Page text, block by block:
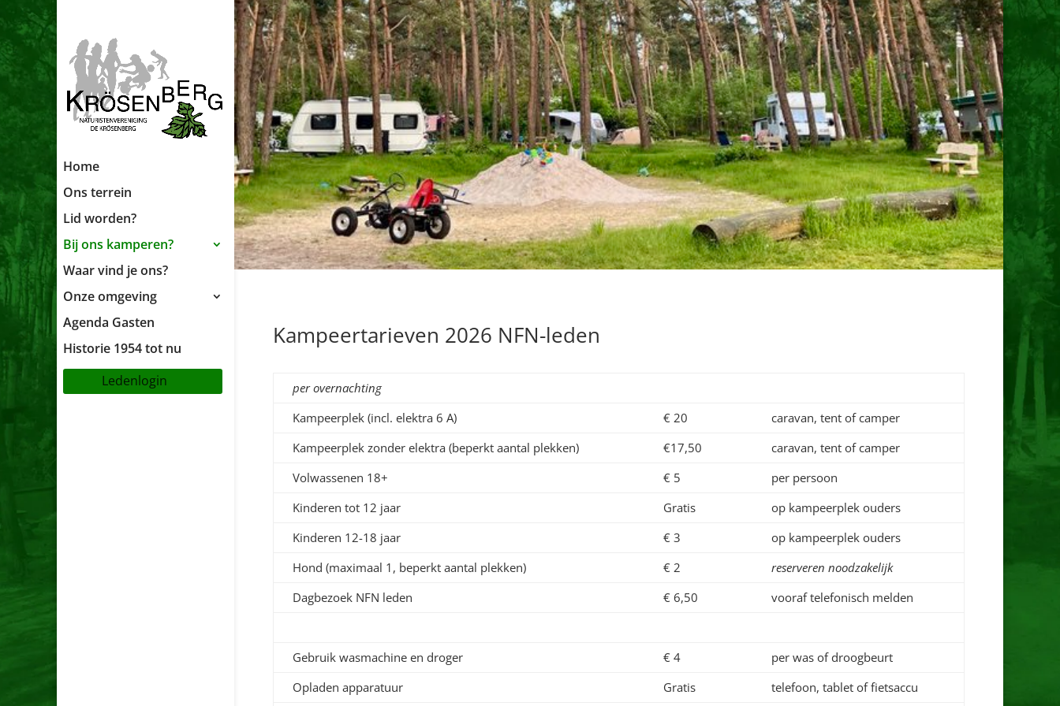
Home
Ons terrein
Lid worden?
Bij ons kamperen?
Waar vind je ons?
Onze omgeving
Agenda Gasten
Historie 1954 tot nu
Ledenlogin
Kampeertarieven 2026 NFN-leden
per overnachting
Kampeerplek (incl. elektra 6 A)
€ 20
caravan, tent of camper
Kampeerplek zonder elektra (beperkt aantal plekken)
€17,50
caravan, tent of camper
Volwassenen 18+
€ 5
per persoon
Kinderen tot 12 jaar
Gratis
op kampeerplek ouders
Kinderen 12-18 jaar
€ 3
op kampeerplek ouders
Hond (maximaal 1, beperkt aantal plekken)
€ 2
reserveren noodzakelijk
Dagbezoek NFN leden
€ 6,50 vooraf telefonisch melden
Gebruik wasmachine en droger € 4
per was of droogbeurt
Opladen apparatuur
Gratis telefoon, tablet of fietsaccu